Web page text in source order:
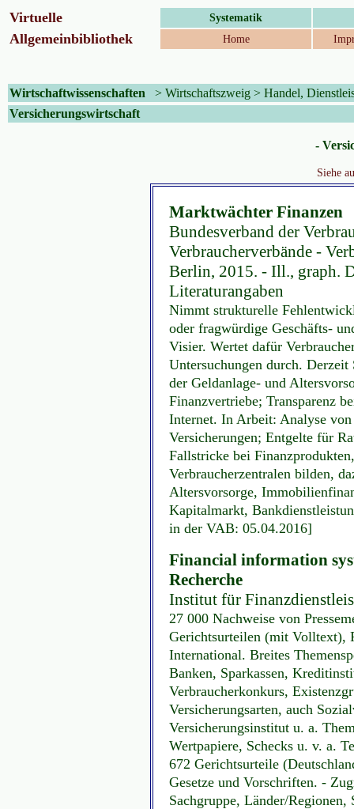
Virtuelle Systematik
Allgemeinbibliothek Home
Wirtschaftwissenschaften > Wirtschaftszweig > Handel,
Versicherungswirtschaft
-
Siehe
Marktwächter Finanzen
Bundesverband der
Verbraucherverbände -
Berlin, 2015. - Ill., graph.
Literaturangaben
Nimmt strukturelle
oder fragwürdige Geschäfts-
Visier. Wertet dafür
Untersuchungen durch.
der Geldanlage- und
Finanzvertriebe; Transparenz
Internet. In Arbeit: Analyse
Versicherungen; Entgelte für
Fallstricke bei
Verbraucherzentralen bilden,
Altersvorsorge,
Kapitalmarkt,
in der VAB: 05.04.2016]
Financial information
Recherche
Institut für
27 000 Nachweise von
Gerichtsurteilen (mit Volltext),
International. Breites
Banken, Sparkassen,
Verbraucherkonkurs,
Versicherungsarten, auch
Versicherungsinstitut u. a.
Wertpapiere, Schecks u. v. a.
672 Gerichtsurteile
Gesetze und Vorschriften. -
Sachgruppe, Länder/